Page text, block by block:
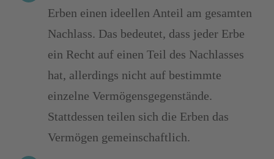
Erben einen ideellen Anteil am gesamten
Nachlass. Das bedeutet, dass jeder Erbe
ein Recht auf einen Teil des Nachlasses
hat, allerdings nicht auf bestimmte
einzelne Vermögensgegenstände.
Stattdessen teilen sich die Erben das
Vermögen gemeinschaftlich.